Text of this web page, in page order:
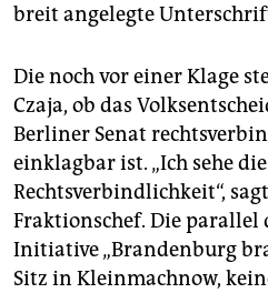
breit angelegte
Die noch vor einer Klage
Czaja, ob das
Berliner Senat
einklagbar ist. „Ich sehe
Rechtsverbindlichkeit“,
Fraktionschef. Die parallel
Initiative „Brandenburg
Sitz in Kleinmachnow,